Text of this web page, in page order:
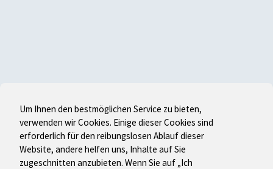
Um Ihnen den bestmöglichen Service zu bieten,
verwenden wir Cookies. Einige dieser Cookies sind
erforderlich für den reibungslosen Ablauf dieser
Website, andere helfen uns, Inhalte auf Sie
zugeschnitten anzubieten. Wenn Sie auf „Ich